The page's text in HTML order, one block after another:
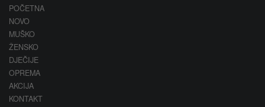
POČETNA
NOVO
MUŠKO
ŽENSKO
DJEČIJE
OPREMA
AKCIJA
KONTAKT